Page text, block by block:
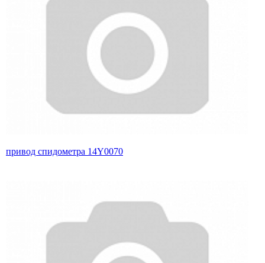
привод спидометра 14Y0070